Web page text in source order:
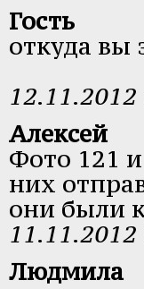
Гость
откуда вы
12.11.2012
Алексей
Фото 121
них
они были
Людмила